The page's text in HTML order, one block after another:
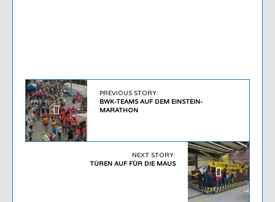
PREVIOUS STORY:
BWK-TEAMS AUF DEM EINSTEIN-
MARATHON
NEXT STORY:
TÜREN AUF FÜR DIE MAUS